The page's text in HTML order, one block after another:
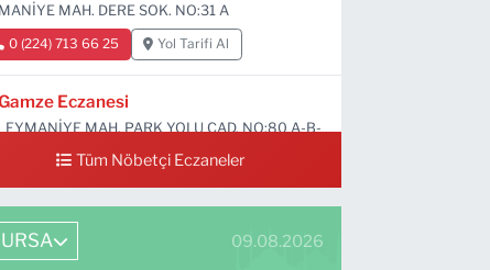
MAH. DERE SOK. NO:31 A
0 (224) 713 66 25 Yol Tarifi Al
Eczanesi
MAH. PARK YOLU CAD. NO:80 A-B-
Tüm Nöbetçi Eczaneler
09.08.2026